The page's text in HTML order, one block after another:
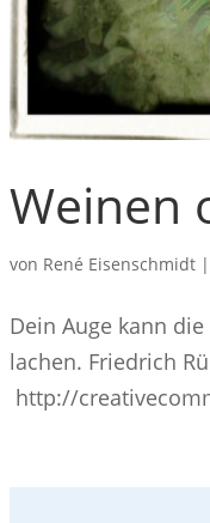
Weinen
von René Eisenschmidt
Dein Auge kann
lachen. Friedrich
http://